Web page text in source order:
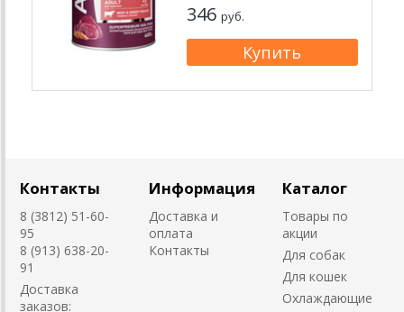
346 руб.
Контакты
8 (3812) 51-60-
95
8 (913) 638-20-
91
Доставка
заказов:
Информация
Доставка и
оплата
Контакты
Каталог
Товары по
акции
Для собак
Для кошек
Охлаждающие